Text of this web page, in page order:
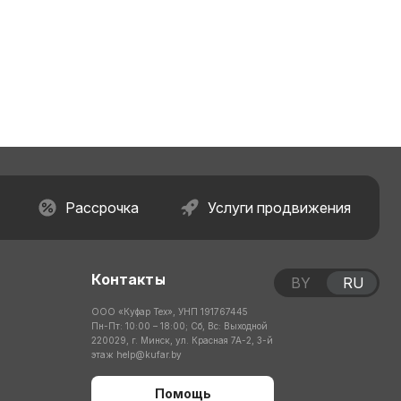
Рассрочка Услуги продвижения
Контакты
ООО «Куфар Тех», УНП 191767445
Пн-Пт: 10:00 – 18:00; Сб, Вс: Выходной
220029, г. Минск, ул. Красная 7А-2, 3-й
этаж help@kufar.by
Помощь
BY RU